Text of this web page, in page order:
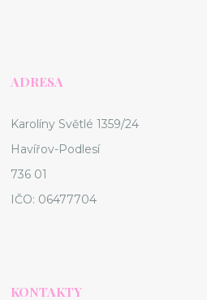
ADRESA
Karolíny Světlé 1359/24
Havířov-Podlesí
736 01
IČO: 06477704
KONTAKTY